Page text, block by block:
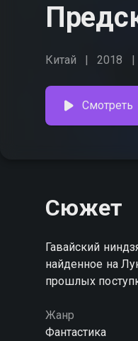
Китай 2018
Смотреть
Сюжет
Гавайский
найденное на
прошлых
Жанр
Фантастика